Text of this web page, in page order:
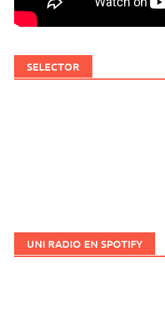
SELECTOR
UNI RADIO EN SPOTIFY